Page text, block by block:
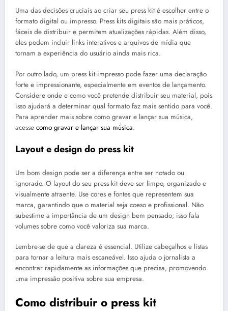
Uma das decisões cruciais ao criar seu press kit é escolher entre o
formato digital ou impresso. Press kits digitais são mais práticos,
fáceis de distribuir e permitem atualizações rápidas. Além disso,
eles podem incluir links interativos e arquivos de mídia que
tornam a experiência do usuário ainda mais rica.
Por outro lado, um press kit impresso pode fazer uma declaração
forte e impressionante, especialmente em eventos de lançamento.
Considere onde e como você pretende distribuir seu material, pois
isso ajudará a determinar qual formato faz mais sentido para você.
Para aprender mais sobre como gravar e lançar sua música,
acesse como gravar e lançar sua música.
Layout e design do press kit
Um bom design pode ser a diferença entre ser notado ou
ignorado. O layout do seu press kit deve ser limpo, organizado e
visualmente atraente. Use cores e fontes que representem sua
marca, garantindo que o material seja coeso e profissional. Não
subestime a importância de um design bem pensado; isso fala
volumes sobre como você valoriza sua marca.
Lembre-se de que a clareza é essencial. Utilize cabeçalhos e listas
para tornar a leitura mais escaneável. Isso ajuda o jornalista a
encontrar rapidamente as informações que precisa, promovendo
uma impressão positiva sobre sua empresa.
Como distribuir o press kit